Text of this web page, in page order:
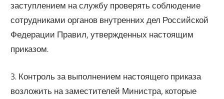
заступлением на службу проверять соблюдение
сотрудниками органов внутренних дел Российской
Федерации Правил, утвержденных настоящим
приказом.
3. Контроль за выполнением настоящего приказа
возложить на заместителей Министра, которые